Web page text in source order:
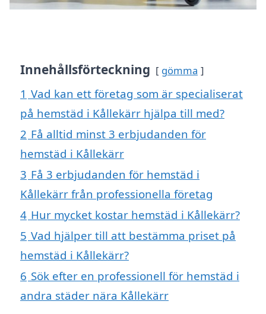
Innehållsförteckning gömma
1 Vad kan ett företag som är specialiserat
på hemstäd i Kållekärr hjälpa till med?
2 Få alltid minst 3 erbjudanden för
hemstäd i Kållekärr
3 Få 3 erbjudanden för hemstäd i
Kållekärr från professionella företag
4 Hur mycket kostar hemstäd i Kållekärr?
5 Vad hjälper till att bestämma priset på
hemstäd i Kållekärr?
6 Sök efter en professionell för hemstäd i
andra städer nära Kållekärr